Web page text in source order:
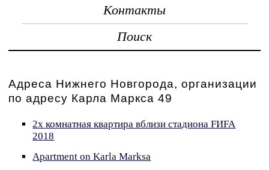
Контакты
Поиск
Адреса Нижнего Новгорода, организации
по адресу Карла Маркса 49
2х комнатная квартира вблизи стадиона FИFA
2018
Apartment on Karla Marksa